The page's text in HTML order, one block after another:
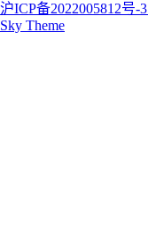
沪ICP备2022005812号-3
Sky Theme